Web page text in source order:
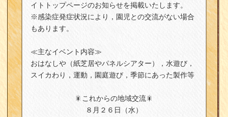
イトトップページのお知らせを掲載いたします。
※感染症発症状況により，園児との交流がない場合
もあります。
≪主なイベント内容≫
おはなしや（紙芝居やパネルシアター），水遊び，
スイカわり，運動，園庭遊び，季節にあった製作等
🎇これからの地域交流🎇
８月２６日（水）